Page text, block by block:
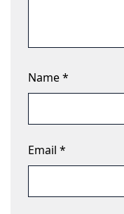
Name*
Email *